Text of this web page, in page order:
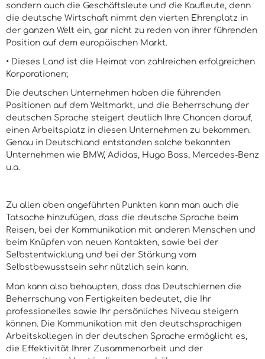
sondern auch die Geschäftsleute und die Kaufleute, denn
die deutsche Wirtschaft nimmt den vierten Ehrenplatz in
der ganzen Welt ein, gar nicht zu reden von ihrer führenden
Position auf dem europäischen Markt.
• Dieses Land ist die Heimat von zahlreichen erfolgreichen
Korporationen;
Die deutschen Unternehmen haben die führenden
Positionen auf dem Weltmarkt, und die Beherrschung der
deutschen Sprache steigert deutlich Ihre Chancen darauf,
einen Arbeitsplatz in diesen Unternehmen zu bekommen.
Genau in Deutschland entstanden solche bekannten
Unternehmen wie BMW, Adidas, Hugo Boss, Mercedes-Benz
u.a.
Zu allen oben angeführten Punkten kann man auch die
Tatsache hinzufügen, dass die deutsche Sprache beim
Reisen, bei der Kommunikation mit anderen Menschen und
beim Knüpfen von neuen Kontakten, sowie bei der
Selbstentwicklung und bei der Stärkung vom
Selbstbewusstsein sehr nützlich sein kann.
Man kann also behaupten, dass das Deutschlernen die
Beherrschung von Fertigkeiten bedeutet, die Ihr
professionelles sowie Ihr persönliches Niveau steigern
können. Die Kommunikation mit den deutschsprachigen
Arbeitskollegen in der deutschen Sprache ermöglicht es,
die Effektivität Ihrer Zusammenarbeit und der